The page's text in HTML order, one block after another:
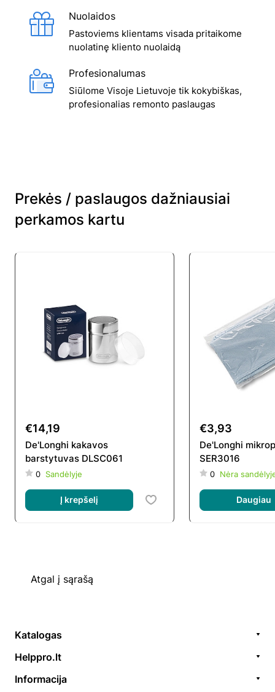
Nuolaidos
Pastoviems klientams visada pritaikome
nuolatinę kliento nuolaidą
Profesionalumas
Siūlome Visoje Lietuvoje tik kokybiškas,
profesionalias remonto paslaugas
Prekės / paslaugos dažniausiai
perkamos kartu
€14,19
De'Longhi kakavos
barstytuvas DLSC061
0 Sandėlyje
Į krepšelį
€3,93
De'Longhi
SER3016
0 Nėra
Daugiau
Atgal į sąrašą
Katalogas
Prekės / aksesuarai
Akcijos
Helppro.lt
Informacija